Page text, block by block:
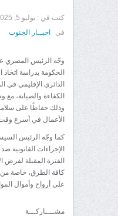
كتب في : يوليو 5, 2025
في
اخبــار الجنوب
وجّه الرئيس المصري
الحكومة بدراسة اتخاذ
الدائري الإقليمي في
الكفاءة والصيانة، مع
وذلك حفاظًا على
الأعمال في أسرع
كما وجّه الرئيس
الإجراءات القانونية
الفترة المقبلة لفرض
كافة الطرق، خاصة
على أرواح وأموال
مشــــاركـــة